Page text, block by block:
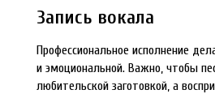
Запись вокала
Профессиональное исполнение
и эмоциональной. Важно, чтобы
любительской заготовкой, а